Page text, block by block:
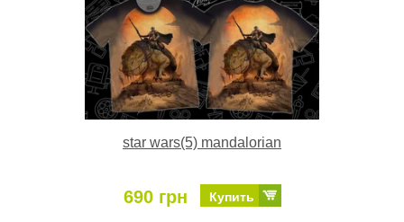
star wars(5) mandalorian
690 грн Купить